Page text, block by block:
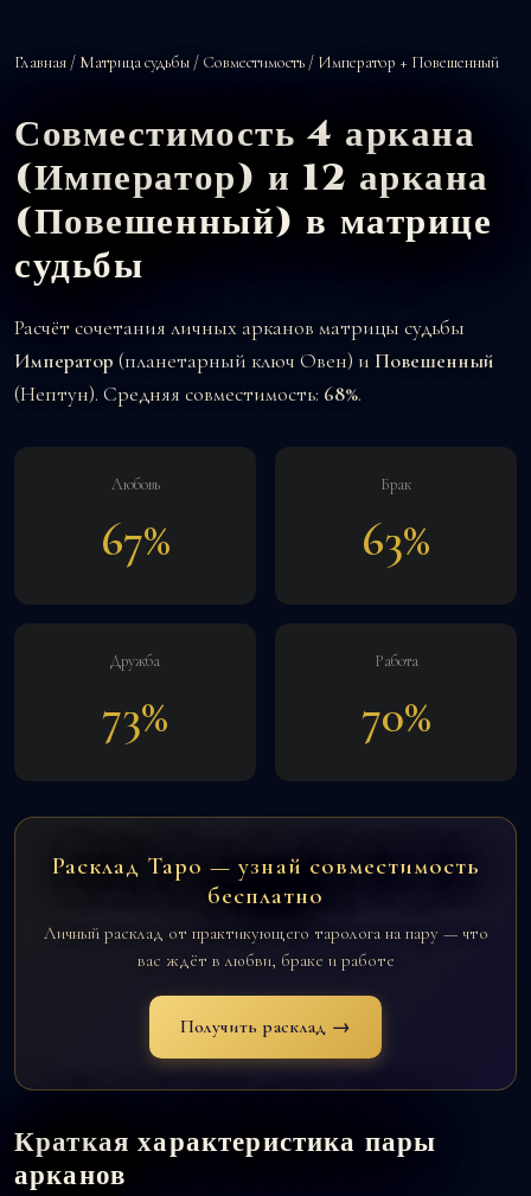
Главная / Матрица судьбы / Совместимость / Император + Повешенный
Совместимость 4 аркана
(Император) и 12 аркана
(Повешенный) в матрице
судьбы
Расчёт сочетания личных арканов матрицы судьбы
Император (планетарный ключ Овен) и Повешенный
(Нептун). Средняя совместимость: 68%.
Любовь
67%
Брак
63%
Дружба
73%
Работа
70%
Расклад Таро — узнай совместимость
бесплатно
Личный расклад от практикующего таролога на пару — что
вас ждёт в любви, браке и работе
Получить расклад →
Краткая характеристика пары
арканов